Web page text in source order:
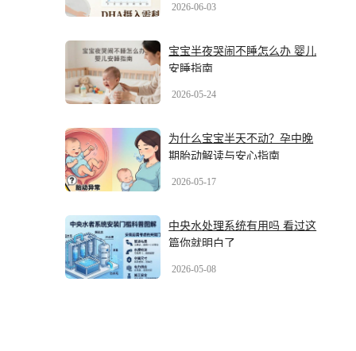
2026-06-03
宝宝半夜哭闹不睡怎么办 婴儿
安睡指南
2026-05-24
为什么宝宝半天不动？孕中晚
期胎动解读与安心指南
2026-05-17
中央水处理系统有用吗 看过这
篇你就明白了
2026-05-08